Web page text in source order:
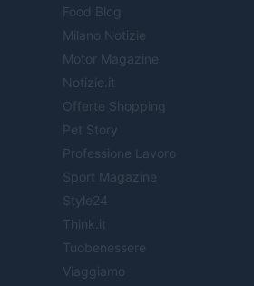
Food Blog
Milano Notizie
Motor Magazine
Notizie.it
Offerte Shopping
Pet Story
Professione Lavoro
Sport Magazine
Style24
Think.it
Tuobenessere
Viaggiamo